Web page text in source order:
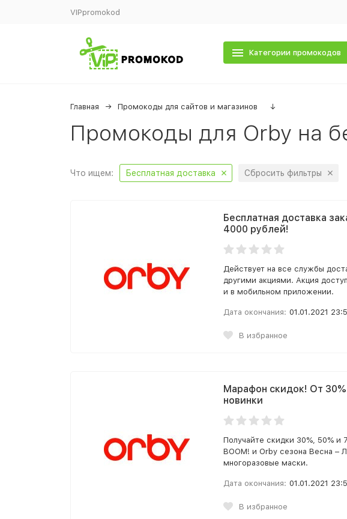
VIPpromokod
Категории промокодов
Главная Промокоды для сайтов и магазинов ↓
Промокоды для Orby на
Что ищем: Бесплатная доставка Сбросить фильтры
Бесплатная доставка
4000 рублей!
Действует на все службы
другими акциями. Акция
и в мобильном приложении.
Дата окончания: 01.01.2021
В избранное
Марафон скидок! От
новинки
Получайте скидки 30%, 50% и
BOOM! и Orby сезона Весна –
многоразовые маски.
Дата окончания: 01.01.2021
В избранное